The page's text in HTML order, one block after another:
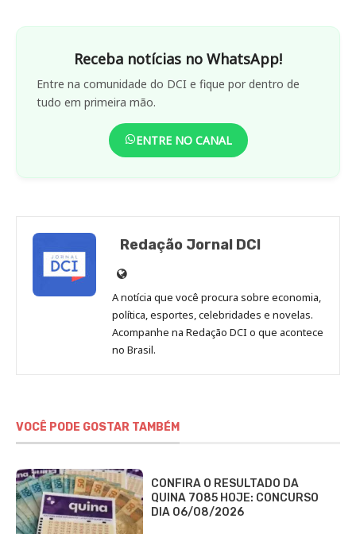
Receba notícias no WhatsApp!
Entre na comunidade do DCI e fique por dentro de
tudo em primeira mão.
ENTRE NO CANAL
Redação Jornal DCI
Site
de
Redação
Jornal
DCI
A notícia que você procura sobre economia,
política, esportes, celebridades e novelas.
Acompanhe na Redação DCI o que acontece
no Brasil.
VOCÊ PODE GOSTAR TAMBÉM
CONFIRA O RESULTADO DA
QUINA 7085 HOJE: CONCURSO
DIA 06/08/2026